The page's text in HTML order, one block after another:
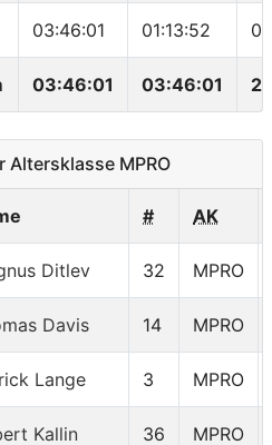
03:46:01 01:13:52
03:46:01 03:46:01
MPRO
# AK
Ditlev 32 MPRO
Davis 14 MPRO
Lange 3 MPRO
Kallin 36 MPRO